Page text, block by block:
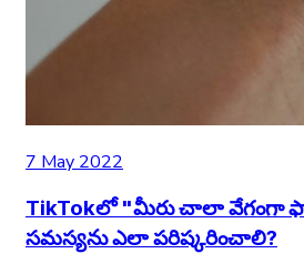
7 May 2022
TikTokలో "మీరు చాలా వేగంగా
సమస్యను ఎలా పరిష్కరించాలి?